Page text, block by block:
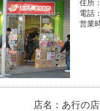
住所
電話
営業
店名：あ行の